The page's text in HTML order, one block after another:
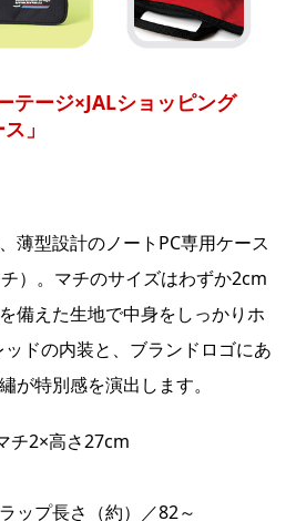
テージ×JALショッピング
」
薄型設計のノートPC専用ケース
）。マチのサイズはわずか2cm
備えた生地で中身をしっかりホ
ッドの内装と、ブランドロゴにあ
が特別感を演出します。
チ2×高さ27cm
ップ長さ（約）／82～